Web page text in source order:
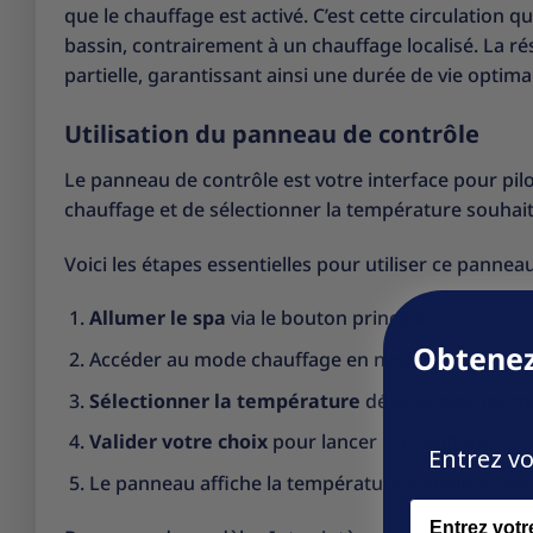
que le chauffage est activé. C’est cette circulation
bassin, contrairement à un chauffage localisé. La
partielle, garantissant ainsi une durée de vie
Utilisation du panneau de contrôle
Le panneau de contrôle est votre interface pour
chauffage et de sélectionner la température
Voici les étapes essentielles pour utiliser ce
Allumer le spa via le bouton principal.
Accéder au mode chauffage en naviguant sur le
Sélectionner la température désirée avec les
Valider votre choixpour lancer le chauffage.
Le panneau affiche la température actuelle et
Entrez
Name